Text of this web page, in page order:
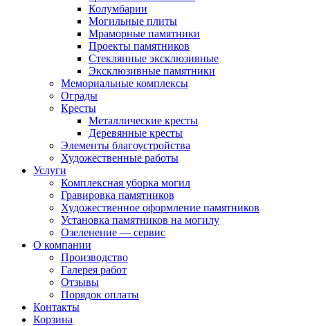
Колумбарии
Могильные плиты
Мраморные памятники
Проекты памятников
Стеклянные эксклюзивные
Эксклюзивные памятники
Мемориальные комплексы
Ограды
Кресты
Металлические кресты
Деревянные кресты
Элементы благоустройства
Художественные работы
Услуги
Комплексная уборка могил
Гравировка памятников
Художественное оформление памятников
Установка памятников на могилу
Озеленение — сервис
О компании
Производство
Галерея работ
Отзывы
Порядок оплаты
Контакты
Корзина